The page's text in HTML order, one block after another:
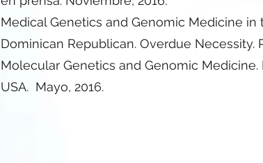
Medical Genetics and Genomic Medicine in
Dominican Republican. Overdue Necessity.
Molecular Genetics and Genomic Medicine.
USA. Mayo, 2016.